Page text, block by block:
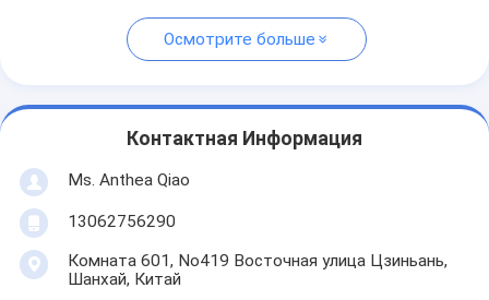
Осмотрите больше
Контактная Информация
Ms. Anthea Qiao
13062756290
Комната 601, No419 Восточная улица Цзиньань,
Шанхай, Китай